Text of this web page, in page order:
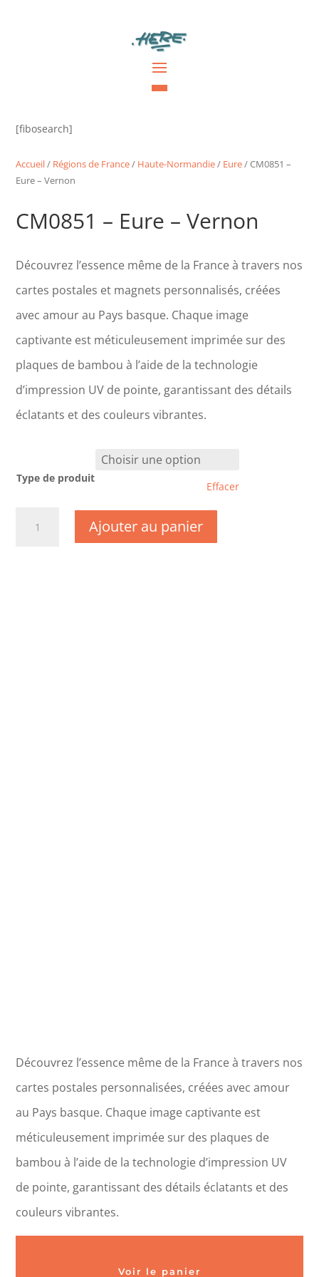
[fibosearch]
Accueil/ Régions de France/ Haute-Normandie/ Eure/ CM0851 –
Eure – Vernon
CM0851 – Eure – Vernon
Découvrez l’essence même de la France à travers nos
cartes postales et magnets personnalisés, créées
avec amour au Pays basque. Chaque image
captivante est méticuleusement imprimée sur des
plaques de bambou à l’aide de la technologie
d’impression UV de pointe, garantissant des détails
éclatants et des couleurs vibrantes.
Type de produit
Effacer
Ajouter au panier
Découvrez l’essence même de la France à travers nos
cartes postales personnalisées, créées avec amour
au Pays basque. Chaque image captivante est
méticuleusement imprimée sur des plaques de
bambou à l’aide de la technologie d’impression UV
de pointe, garantissant des détails éclatants et des
couleurs vibrantes.
Voir le panier